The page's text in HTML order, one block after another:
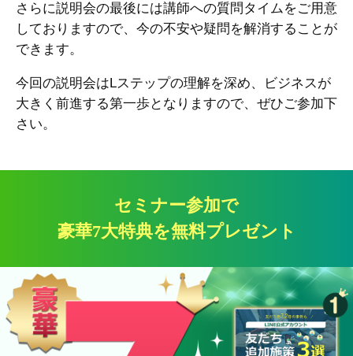
さらに説明会の最後には講師への質問タイムをご用意
しておりますので、今の不安や疑問を解消することが
できます。
今回の説明会はLステップの理解を深め、ビジネスが
大きく前進する第一歩となりますので、ぜひご参加下
さい。
セミナー参加で
豪華7大特典を無料プレゼント